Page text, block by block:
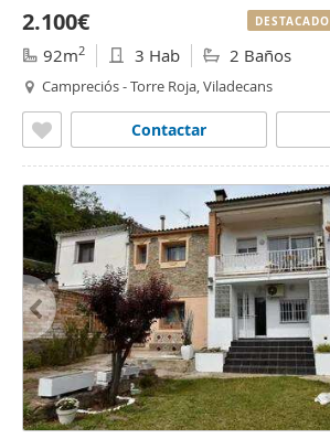
2.100€
92m2 3 Hab 2 Baños
Campreciós - Torre Roja, Viladecans
Contactar
DESTACADO